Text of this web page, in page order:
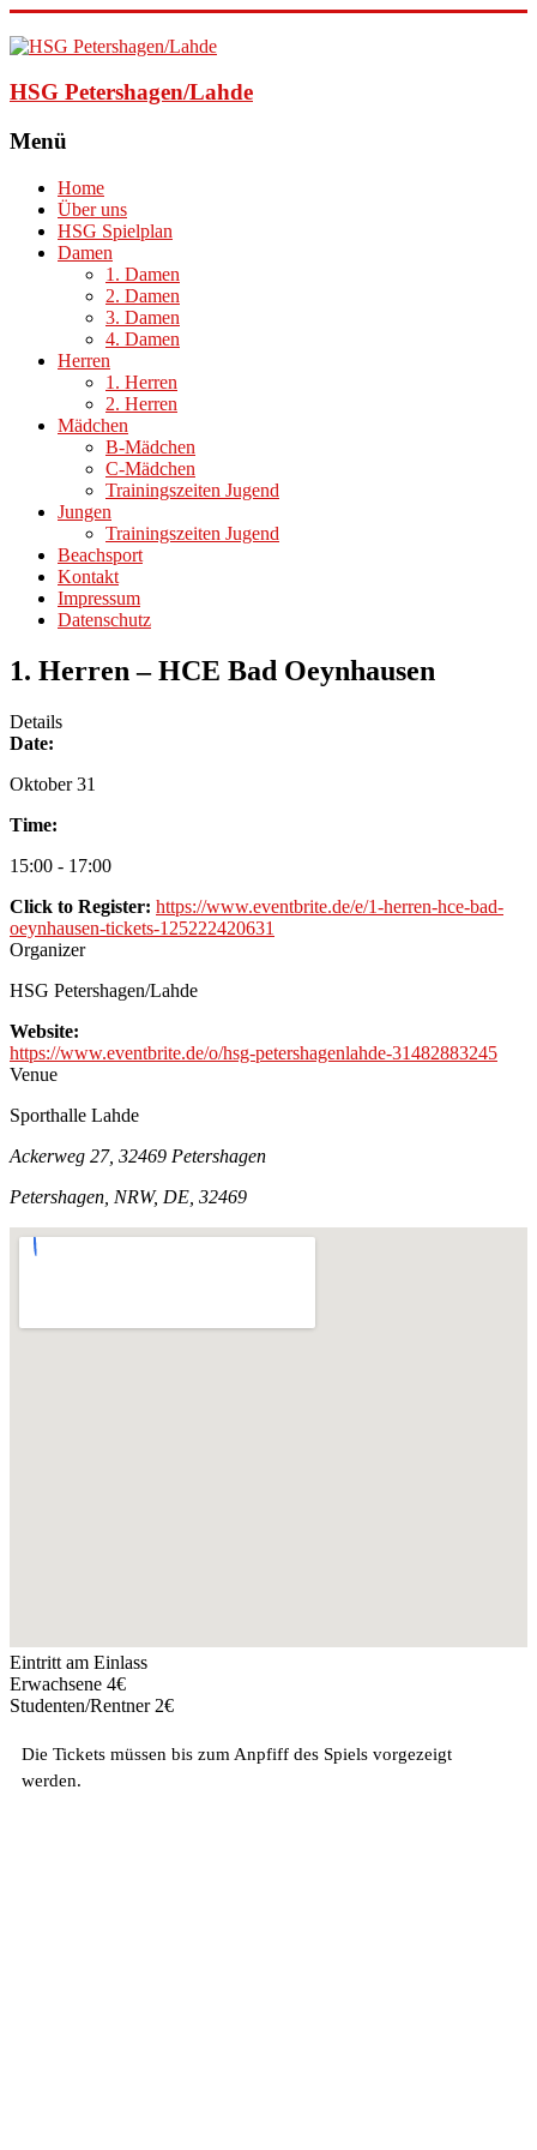
HSG Petershagen/Lahde
Menü
Home
Über uns
HSG Spielplan
Damen
1. Damen
2. Damen
3. Damen
4. Damen
Herren
1. Herren
2. Herren
Mädchen
B-Mädchen
C-Mädchen
Trainingszeiten Jugend
Jungen
Trainingszeiten Jugend
Beachsport
Kontakt
Impressum
Datenschutz
1. Herren – HCE Bad Oeynhausen
Details
Date:
Oktober 31
Time:
15:00 - 17:00
Click to Register: https://www.eventbrite.de/e/1-herren-hce-bad-
oeynhausen-tickets-125222420631
Organizer
HSG Petershagen/Lahde
Website:
https://www.eventbrite.de/o/hsg-petershagenlahde-31482883245
Venue
Sporthalle Lahde
Ackerweg 27, 32469 Petershagen
Petershagen, NRW, DE, 32469
Eintritt am Einlass
Erwachsene 4€
Studenten/Rentner 2€
Die Tickets müssen bis zum Anpfiff des Spiels vorgezeigt
werden.